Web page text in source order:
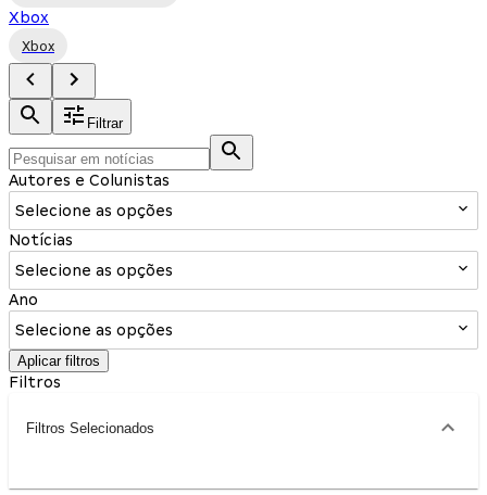
Xbox
Xbox
Filtrar
Autores e Colunistas
Selecione as opções
Notícias
Selecione as opções
Ano
Selecione as opções
Aplicar filtros
Filtros
Filtros Selecionados